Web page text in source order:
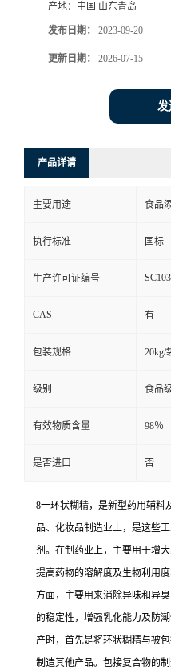
产地： 中国 山东青岛
发布日期： 2023-09-20
更新日期： 2026-07-15
发
产品详请
主要用途 食品
执行标准 国标
生产许可证编号
CAS 有
包装规格 20kg/
级别 食品
有效物质含量 98％
是否进口 否
8一环状糊精，是新型药用辅料
品、化妆品制造业上，是这些
剂。在制药业上，主要用于增
提高药物的溶解度及生物利用
方面，主要用来消除异味和异
的稳定性，增强乳化能力及防
产时，首先是将环状糊精与被
制造其他产品。包接复合物的